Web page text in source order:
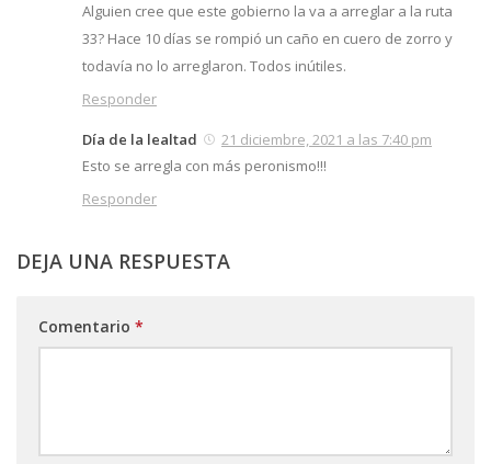
Alguien cree que este gobierno la va a arreglar a la ruta
33? Hace 10 días se rompió un caño en cuero de zorro y
todavía no lo arreglaron. Todos inútiles.
Responder
Día de la lealtad
21 diciembre, 2021 a las 7:40 pm
Esto se arregla con más peronismo!!!
Responder
DEJA UNA RESPUESTA
Comentario *